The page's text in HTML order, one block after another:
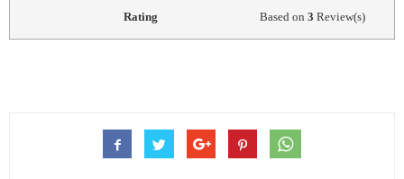
Rating Based on 3 Review(s)